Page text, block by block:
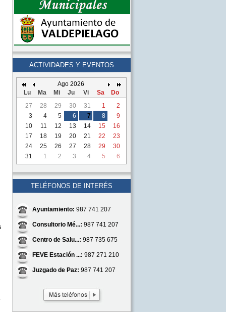
ACTIVIDADES Y EVENTOS
Ago 2026
Lu
Ma Mi Ju Vi Sa
Do
27
28 29 30 31 1
2
3
4 5 6 7 8
9
10
11 12 13 14 15
16
17
18 19 20 21 22
23
24
25 26 27 28 29
30
31
1 2 3 4 5 6
TELÉFONOS DE INTERÉS
Ayuntamiento: 987 741 207
Consultorio Mé...: 987 741 207
Centro de Salu...: 987 735 675
FEVE Estación ...: 987 271 210
Juzgado de Paz: 987 741 207